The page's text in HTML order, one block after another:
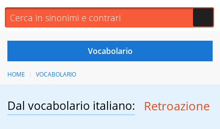
HOME VOCABOLARIO
Dal vocabolario italiano: Retroazione